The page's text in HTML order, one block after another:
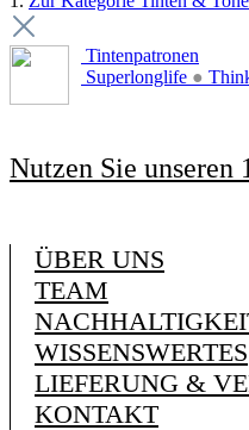
Tintenpatronen
Superlonglife ●
Nutzen Sie unseren
ÜBER UNS
TEAM
WISSENSWERTES
LIEFERUNG &
KONTAKT